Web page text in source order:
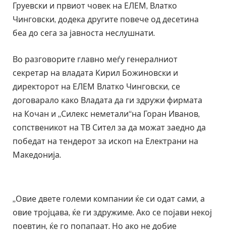
Груевски и првиот човек на ЕЛЕМ, Влатко
Чинговски, додека другите повече од десетина
беа до сега за јавноста неслушнати.
Во разговорите главно меѓу генералниот
секретар на владата Кирил Божиновски и
директорот на ЕЛЕМ Влатко Чинговски, се
договарало како Владата да ги здружи фирмата
на Кочан и „Силекс неметали“на Горан Иванов,
сопственикот на ТВ Сител за да можат заедно да
победат на тендерот за ископ на Електрани на
Македонија.
„Овие двете големи компании ќе си одат сами, а
овие тројцава, ќе ги здружиме. Ако се појави некој
поевтин, ќе го попапаат. Но ако не добие